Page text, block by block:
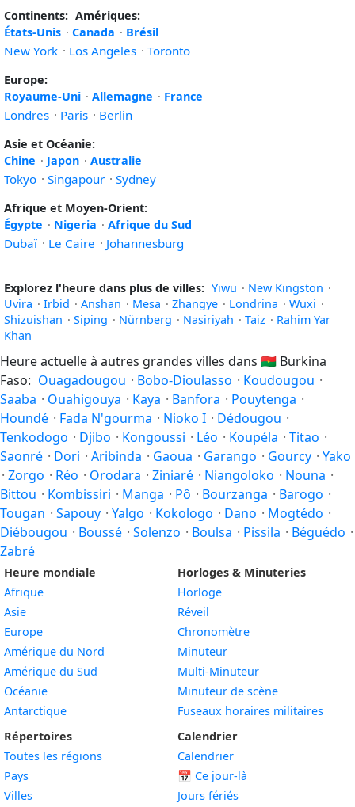
Continents: Amériques:
États-Unis · Canada · Brésil
New York · Los Angeles · Toronto
Europe:
Royaume-Uni · Allemagne · France
Londres · Paris · Berlin
Asie et Océanie:
Chine · Japon · Australie
Tokyo · Singapour · Sydney
Afrique et Moyen-Orient:
Égypte · Nigeria · Afrique du Sud
Dubaï · Le Caire · Johannesburg
Explorez l'heure dans plus de villes: Yiwu · New Kingston ·
Uvira · Irbid · Anshan · Mesa · Zhangye · Londrina · Wuxi ·
Shizuishan · Siping · Nürnberg · Nasiriyah · Taiz · Rahim Yar
Khan
Heure actuelle à autres grandes villes dans 🇧🇫 Burkina
Faso: Ouagadougou · Bobo-Dioulasso · Koudougou ·
Saaba · Ouahigouya · Kaya · Banfora · Pouytenga ·
Houndé · Fada N'gourma · Nioko I · Dédougou ·
Tenkodogo · Djibo · Kongoussi · Léo · Koupéla · Titao ·
Saonré · Dori · Aribinda · Gaoua · Garango · Gourcy · Yako
· Zorgo · Réo · Orodara · Ziniaré · Niangoloko · Nouna ·
Bittou · Kombissiri · Manga · Pô · Bourzanga · Barogo ·
Tougan · Sapouy · Yalgo · Kokologo · Dano · Mogtédo ·
Diébougou · Boussé · Solenzo · Boulsa · Pissila · Béguédo ·
Zabré
Heure mondiale
Afrique
Asie
Europe
Amérique du Nord
Amérique du Sud
Océanie
Antarctique
Répertoires
Toutes les régions
Pays
Villes
Horloges & Minuteries
Horloge
Réveil
Chronomètre
Minuteur
Multi-Minuteur
Minuteur de scène
Fuseaux horaires militaires
Calendrier
Calendrier
📅 Ce jour-là
Jours fériés